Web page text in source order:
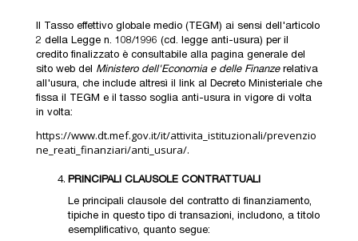
Il Tasso effettivo globale medio (TEGM) ai sensi dell'articolo
2 della Legge n. 108/1996 (cd. legge anti-usura) per il
credito finalizzato è consultabile alla pagina generale del
sito web del Ministero dell'Economia e delle Finanzerelativa
all'usura, che include altresì il link al Decreto Ministeriale che
fissa il TEGM e il tasso soglia anti-usura in vigore di volta
in volta:
https://www.dt.mef.gov.it/it/attivita_istituzionali/prevenzio
ne_reati_finanziari/anti_usura/.
PRINCIPALI CLAUSOLE CONTRATTUALI
Le principali clausole del contratto di finanziamento,
tipiche in questo tipo di transazioni, includono, a titolo
esemplificativo, quanto segue: